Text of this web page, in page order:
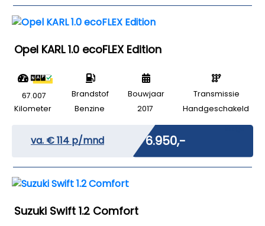
Opel KARL 1.0 ecoFLEX Edition
67.007
Kilometer
Brandstof
Benzine
Bouwjaar
2017
Transmissie
Handgeschakeld
va. €114 p/mnd € 6.950,-
Suzuki Swift 1.2 Comfort